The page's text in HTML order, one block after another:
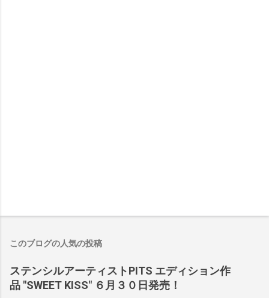
このブログの人気の投稿
ステンシルアーティストPITS エディション作
品 "SWEET KISS" ６月３０日発売！